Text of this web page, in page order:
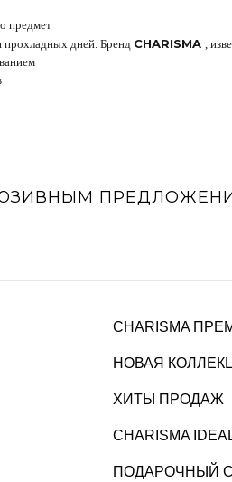
предмет
прохладных дней. Бренд CHARISMA
,
CHARISMA
НОВАЯ
ХИТЫ ПРОДАЖ
CHARISMA
ПОДАРОЧНЫЙ